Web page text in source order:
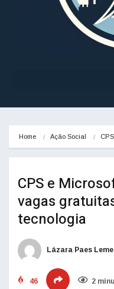
Home Ação Social
CPS e
vagas
tecnologia
Lázara Paes Leme
46 2